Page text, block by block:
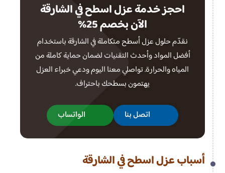
احجز خدمة عزل اسطح في الشارقة
الآن بخصم 25%
نقدّم حلول عزل أسطح متكاملة في الشارقة باستخدام
أفضل المواد وأحدث التقنيات لضمان حماية كاملة من
المياه والحرارة. تواصلي معنا اليوم ودعي خبراء العزل
يهتمون بسطحك باحتراف.
اتصل بنا الواتساب
أسباب عزل اسطح في الشارقة